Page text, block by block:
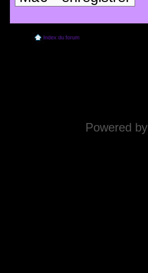
Index du forum
Powered by